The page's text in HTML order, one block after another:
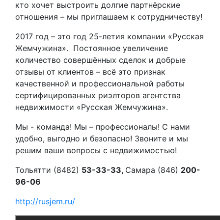
кто хочет выстроить долгие партнёрские
отношения – мы приглашаем к сотрудничеству!
2017 год – это год 25-летия компании «Русская
Жемчужина». Постоянное увеличение
количество совершённых сделок и добрые
отзывы от клиентов – всё это признак
качественной и профессиональной работы
сертифицированных риэлторов агентства
недвижимости «Русская Жемчужина».
Мы - команда! Мы – профессионалы! С нами
удобно, выгодно и безопасно! Звоните и мы
решим ваши вопросы с недвижимостью!
Тольятти (8482) 53-33-33, Самара (846) 200-
96-06
http://rusjem.ru/